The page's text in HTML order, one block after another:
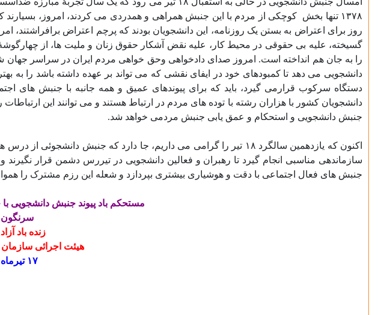
۱۳۷۸ تنها بخش
کوچکی از مردم با این جنبش همراهی و همدردی می کردند، امروز،
روز برای اعتراض به بستن یک روزنامه، این دانشجویان بودند که پرچم اعتراض
گسیخته، علیه بی حقوقی در محیط کار، علیه نقض آشکار حقوق زنان و ملیت ها، از
را به جان هم انداخته است. امروز صدای دادخواهی وحق خواهی مردم ایران در سراسر
دانشجویی می دهد تا کمبودهای خود در ایفای نقشی که می تواند بر عهده داشته باشد را به
دستگاه سرکوب قرارمی گیرد، باید که برای پیوندهای عمیق و همه جانبه با جنبش های
دانشجویان کشور با هزاران رشته با توده های مردم در ارتباط هستند و می توانند این
جنبش دانشجویی و استحکام و عمق یابی جنبش مردمی خواهد شد.
سازماندهی مناسبی انجام گیرد تا رهبران و فعالین دانشجویی در تیررس دشمن قرار
جنبش های فعال اجتماعی با دقت و هوشیاری بیشتری بپردازد و شعله این رزم مشترک را
مستحکم باد پیوند جنبش دانشجویی
سرنگون
زنده باد
هیئت اجرائی سازمان
۱۷ تیرماه ۱۳۸۹ ـ ۸ ژوئیه